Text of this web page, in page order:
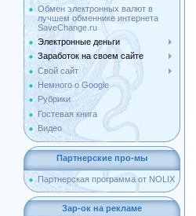
Обмен электронных валют в
лучшем обменнике интернета
SaveChange.ru
Электронные деньги
Заработок на своем сайте
Свой сайт
Немного о Google
Рубрики
Гостевая книга
Видео
Партнерские про-мы
Партнерская программа от NOLIX
Зар-ок на рекламе